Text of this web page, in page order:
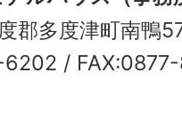
郡多度津町南
6202 /